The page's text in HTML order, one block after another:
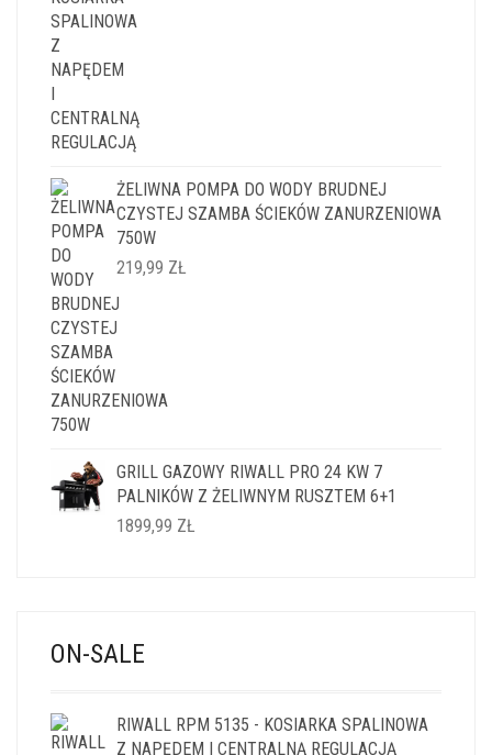
ŻELIWNA POMPA DO WODY BRUDNEJ
CZYSTEJ SZAMBA ŚCIEKÓW ZANURZENIOWA
750W
219,99 ZŁ
GRILL GAZOWY RIWALL PRO 24 KW 7
PALNIKÓW Z ŻELIWNYM RUSZTEM 6+1
1899,99 ZŁ
ON-SALE
RIWALL RPM 5135 - KOSIARKA SPALINOWA
Z NAPĘDEM I CENTRALNĄ REGULACJĄ